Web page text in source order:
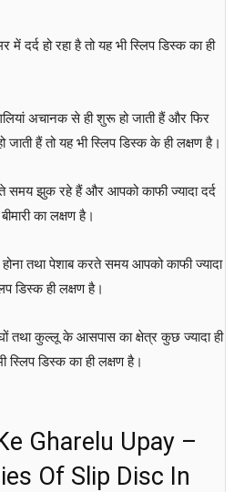
दर्द हो रहा है तो यह भी स्लिप डिस्क का ही
अचानक से ही शुरू हो जाती हैं और फिर
जाती हैं तो यह भी स्लिप डिस्क के ही लक्षण है।
झुक रहे हैं और आपको काफी ज्यादा दर्द
का लक्षण है।
तथा पेशाब करते समय आपको काफी ज्यादा
डिस्क ही लक्षण है।
तथा कुल्लू के आसपास का क्षेत्र कुछ ज्यादा ही
स्लिप डिस्क का ही लक्षण है।
Gharelu Upay –
Of Slip Disc In